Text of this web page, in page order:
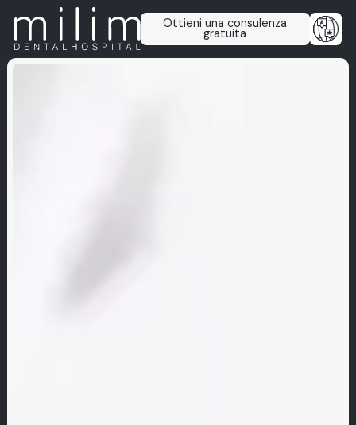
Ottieni una consulenza
gratuita